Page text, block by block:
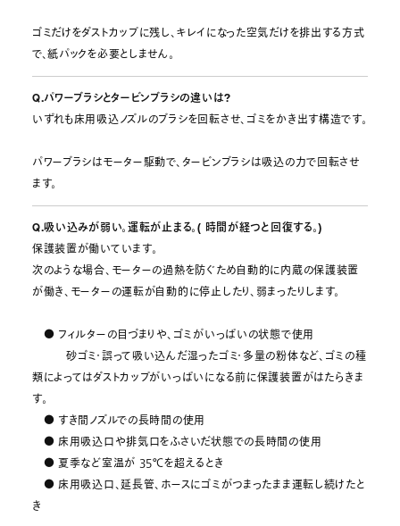
ゴミだけをダストカップに残し、キレイになった空気だけを排出する方式
で、紙パックを必要としません。
Q.パワーブラシとタービンブラシの違いは?
いずれも床用吸込ノズルのブラシを回転させ、ゴミをかき出す構造です。
パワーブラシはモーター駆動で、タービンブラシは吸込の力で回転させ
ます。
Q.吸い込みが弱い。運転が止まる。( 時間が経つと回復する。)
保護装置が働いています。
次のような場合、モーターの過熱を防ぐため自動的に内蔵の保護装置
が働き、モーターの運転が自動的に停止したり、弱まったりします。
● フィルターの目づまりや、ゴミがいっぱいの状態で使用
砂ゴミ・誤って吸い込んだ湿ったゴミ・多量の粉体など、ゴミの種
類によってはダストカップがいっぱいになる前に保護装置がはたらきま
す。
● すき間ノズルでの長時間の使用
● 床用吸込口や排気口をふさいだ状態での長時間の使用
● 夏季など室温が 35℃を超えるとき
● 床用吸込口、延長管、ホースにゴミがつまったまま運転し続けたと
き